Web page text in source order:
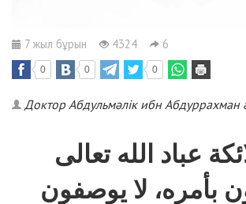
7 жыл бұрын 4324 6
0 0 0
Доктор Абдульмәлік ибн Абдуррахман
عباد الله تعالى
بأمره، لا يوصفون